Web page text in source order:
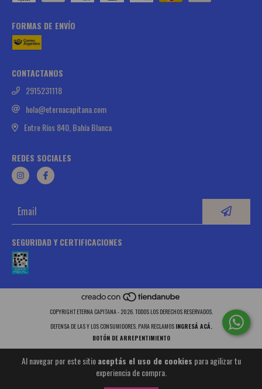
Al navegar por este sitioaceptás el uso de cookies para agilizar tu
experiencia de compra.
FORMAS DE ENVÍO
CONTACTANOS
2915231118
hola@eternacapitana.com
Entre Ríos 840, Bahía Blanca
REDES SOCIALES
SEGURIDAD Y CERTIFICACIONES
COPYRIGHT ETERNA CAPITANA - 2026. TODOS LOS DERECHOS RESERVADOS.
DEFENSA DE LAS Y LOS CONSUMIDORES. PARA RECLAMOS INGRESÁ ACÁ.
BOTÓN DE ARREPENTIMIENTO